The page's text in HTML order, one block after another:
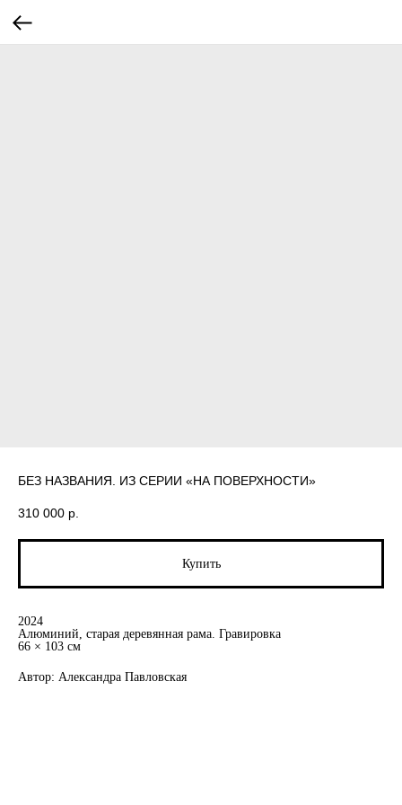
БЕЗ НАЗВАНИЯ. ИЗ СЕРИИ «НА ПОВЕРХНОСТИ»
310 000 р.
Купить
2024
Алюминий, старая деревянная рама. Гравировка
66 × 103 см
Автор: Александра Павловская